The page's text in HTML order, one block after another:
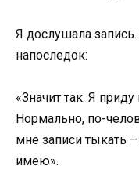
Я дослушала
напоследок:
«Значит так. Я
Нормально, по-
мне записи тыкать
имею».